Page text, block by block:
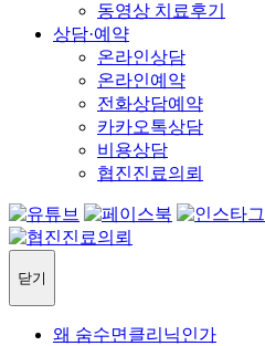
동영상 치료후기
상담·예약
온라인상담
온라인예약
전화상담예약
카카오톡상담
비용상담
협진진료의뢰
닫기
왜 숨수면클리닉인가